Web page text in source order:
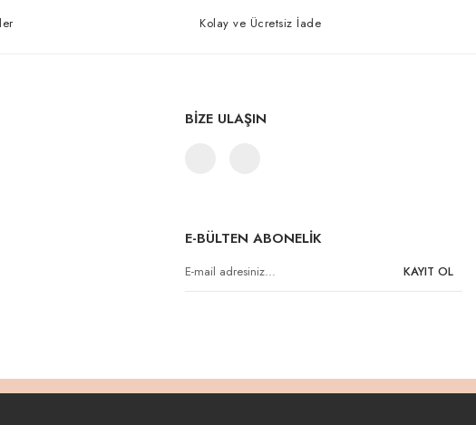
Kolay ve Ücretsiz İade
BİZE ULAŞIN
E-BÜLTEN ABONELİK
KAYIT OL